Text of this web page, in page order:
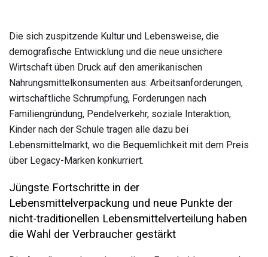
Die sich zuspitzende Kultur und Lebensweise, die
demografische Entwicklung und die neue unsichere
Wirtschaft üben Druck auf den amerikanischen
Nahrungsmittelkonsumenten aus: Arbeitsanforderungen,
wirtschaftliche Schrumpfung, Forderungen nach
Familiengründung, Pendelverkehr, soziale Interaktion,
Kinder nach der Schule tragen alle dazu bei
Lebensmittelmarkt, wo die Bequemlichkeit mit dem Preis
über Legacy-Marken konkurriert.
Jüngste Fortschritte in der
Lebensmittelverpackung und neue Punkte der
nicht-traditionellen Lebensmittelverteilung haben
die Wahl der Verbraucher gestärkt